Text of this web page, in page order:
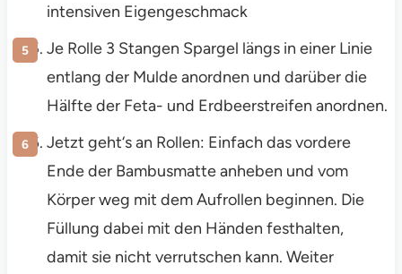
intensiven Eigengeschmack
Je Rolle 3 Stangen Spargel längs in einer Linie
entlang der Mulde anordnen und darüber die
Hälfte der Feta- und Erdbeerstreifen anordnen.
Jetzt geht‘s an Rollen: Einfach das vordere
Ende der Bambusmatte anheben und vom
Körper weg mit dem Aufrollen beginnen. Die
Füllung dabei mit den Händen festhalten,
damit sie nicht verrutschen kann. Weiter